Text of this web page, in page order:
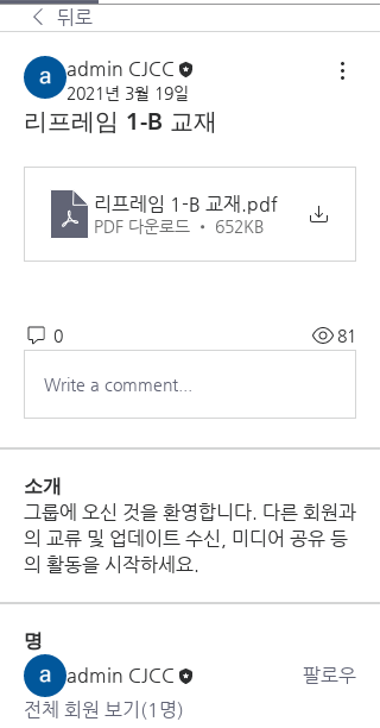
뒤로
admin CJCC
2021년 3월 19일
리프레임 1-B 교재
리프레임 1-B 교재 .pdf
PDF 다운로드 • 652KB
0 81
Write a comment...
소개
그룹에 오신 것을 환영합니다. 다른 회원과
의 교류 및 업데이트 수신, 미디어 공유 등
의 활동을 시작하세요.
명
admin CJCC
팔로우
전체 회원 보기(1명)